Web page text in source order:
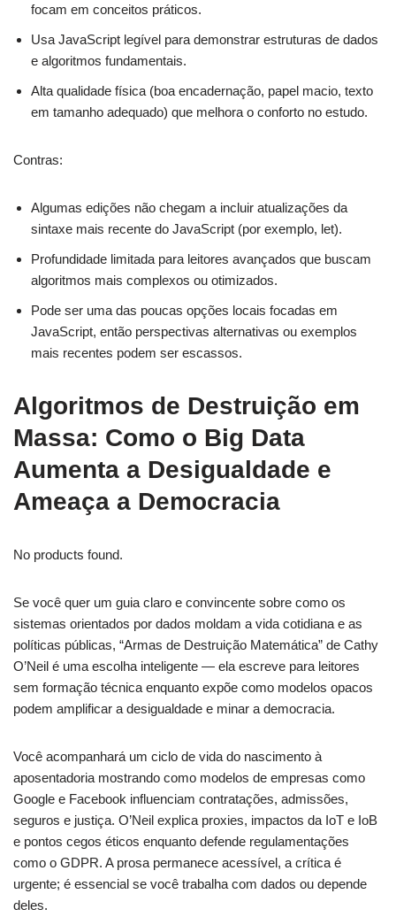
focam em conceitos práticos.
Usa JavaScript legível para demonstrar estruturas de dados
e algoritmos fundamentais.
Alta qualidade física (boa encadernação, papel macio, texto
em tamanho adequado) que melhora o conforto no estudo.
Contras:
Algumas edições não chegam a incluir atualizações da
sintaxe mais recente do JavaScript (por exemplo, let).
Profundidade limitada para leitores avançados que buscam
algoritmos mais complexos ou otimizados.
Pode ser uma das poucas opções locais focadas em
JavaScript, então perspectivas alternativas ou exemplos
mais recentes podem ser escassos.
Algoritmos de Destruição em
Massa: Como o Big Data
Aumenta a Desigualdade e
Ameaça a Democracia
No products found.
Se você quer um guia claro e convincente sobre como os
sistemas orientados por dados moldam a vida cotidiana e as
políticas públicas, “Armas de Destruição Matemática” de Cathy
O’Neil é uma escolha inteligente — ela escreve para leitores
sem formação técnica enquanto expõe como modelos opacos
podem amplificar a desigualdade e minar a democracia.
Você acompanhará um ciclo de vida do nascimento à
aposentadoria mostrando como modelos de empresas como
Google e Facebook influenciam contratações, admissões,
seguros e justiça. O’Neil explica proxies, impactos da IoT e IoB
e pontos cegos éticos enquanto defende regulamentações
como o GDPR. A prosa permanece acessível, a crítica é
urgente; é essencial se você trabalha com dados ou depende
deles.